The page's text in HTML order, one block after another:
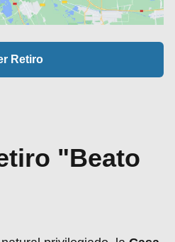
Retiro
"Beato